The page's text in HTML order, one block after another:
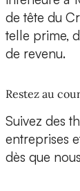
de tête du
telle prime,
de revenu.
Restez au
Suivez des
entreprises
dès que